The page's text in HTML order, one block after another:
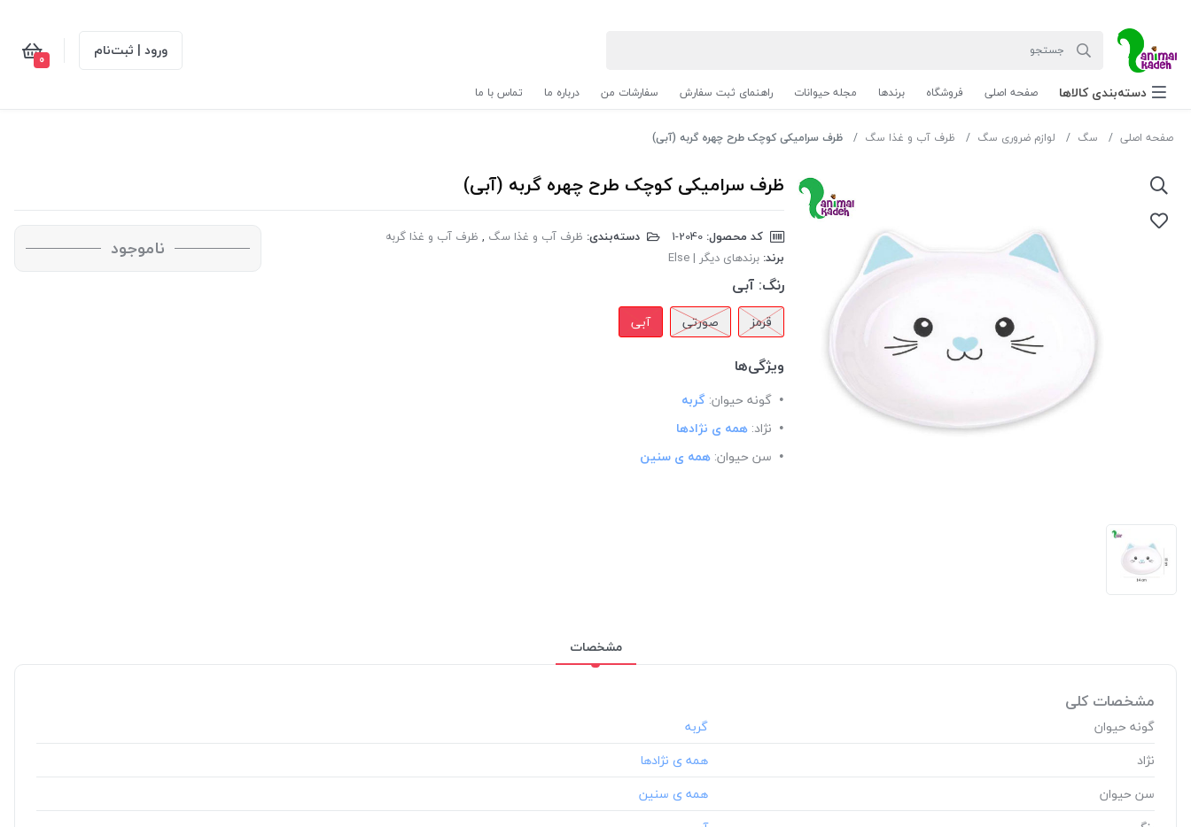
ورود | ثبت‌نام 0
دسته‌بندی‌ کالاها صفحه اصلی فروشگاه برندها مجله حیوانات راهنمای ثبت سفارش سفارشات من درباره ما تماس با ما
صفحه اصلی سگ لوازم ضروری سگ ظرف آب و غذا سگ ظرف سرامیکی کوچک طرح چهره گربه (آبی)
ظرف سرامیکی کوچک طرح چهره گربه (آبی)
کد محصول: دسته‌بندی: ظرف آب و غذا سگ , ظرف آب و غذا گربه
برند: برندهای دیگر | Else
رنگ: آبی
قرمز صورتی آبی
ویژگی‌ها
گونه حیوان: گربه
نژاد: همه ی نژادها
سن حیوان: همه ی سنین
ناموجود
مشخصات
مشخصات کلی
گونه حیوان
نژاد
سن حیوان